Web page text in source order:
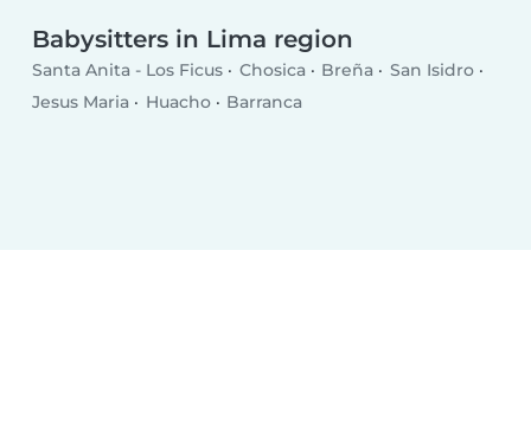
Babysitters in Lima region
Santa Anita - Los Ficus Chosica Breña
San Isidro
Jesus Maria
Huacho Barranca